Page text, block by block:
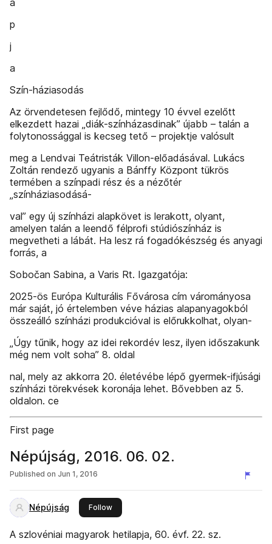
a
p
j
a
Szín-háziasodás
Az örvendetesen fejlődő, mintegy 10 évvel ezelőtt
elkezdett hazai „diák-színházasdinak” újabb – talán a
folytonossággal is kecseg­ tető – projektje valósult
meg a Lendvai Teátristák Villon-előadásával. Lukács
Zoltán rendező ugyanis a Bánffy Központ tükrös
termében a színpadi rész és a nézőtér
„színháziasodásá-
val” egy új színházi alapkövet is lerakott, olyant,
amelyen talán a leendő félprofi stúdiószínház is
megvetheti a lábát. Ha lesz rá fogadókészség és anyagi
forrás, a
Sobočan Sabina, a Varis Rt. Igazgatója:
2025-ös Európa Kulturális Fővárosa cím várományosa
már saját, jó értelemben véve házias alapanyagokból
összeálló színházi produkcióval is előrukkolhat, olyan-
„Úgy tűnik, hogy az idei rekordév lesz, ilyen időszakunk
még nem volt soha” 8. oldal
nal, mely az akkorra 20. életévébe lépő gyermek-ifjúsági
színházi törekvések koronája lehet. Bővebben az 5.
oldalon. ce
First page
Népújság, 2016. 06. 02.
Published on Jun 1, 2016
Népújság Followthis publisher
A szlovéniai magyarok hetilapja, 60. évf. 22. sz.